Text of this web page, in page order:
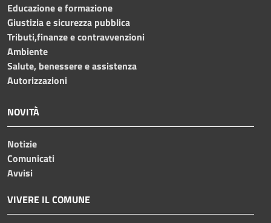
Educazione e formazione
Giustizia e sicurezza pubblica
Tributi,finanze e contravvenzioni
Ambiente
Salute, benessere e assistenza
Autorizzazioni
NOVITÀ
Notizie
Comunicati
Avvisi
VIVERE IL COMUNE